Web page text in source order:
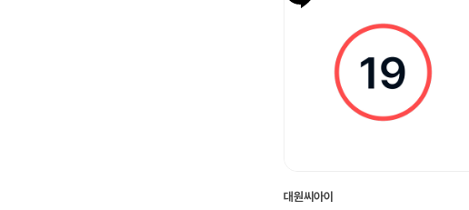
대원씨아이